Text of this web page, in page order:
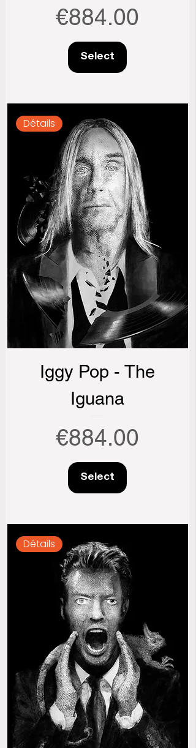
Price
€884.00
Select
Détails
Iggy Pop - The
Iguana
Price
€884.00
Select
Détails